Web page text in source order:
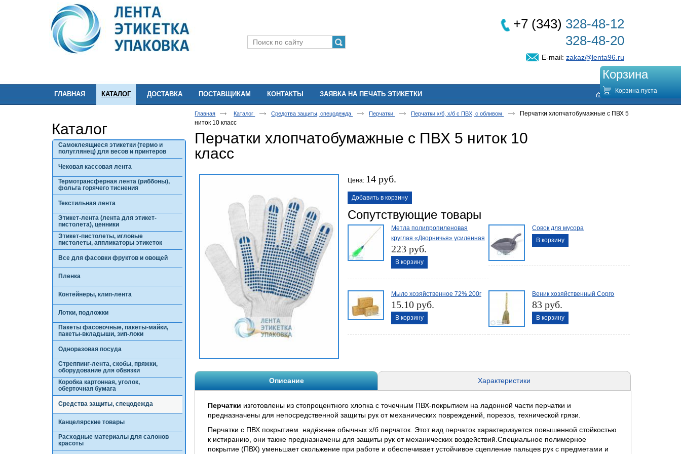
+7 (343) 328-48-12
328-48-20
E-mail: zakaz@lenta96.ru
ГЛАВНАЯ КАТАЛОГ ДОСТАВКА ПОСТАВЩИКАМ КОНТАКТЫ ЗАЯВКА НА ПЕЧАТЬ ЭТИКЕТКИ
Каталог
Самоклеящиеся этикетки (термо и
полуглянец) для весов и принтеров
Чековая кассовая лента
Термотрансферная лента (риббоны),
фольга горячего тиснения
Текстильная лента
Этикет-лента (лента для этикет-
пистолета), ценники
Этикет-пистолеты, игловые
пистолеты, аппликаторы этикеток
Все для фасовки фруктов и овощей
Пленка
Контейнеры, клип-лента
Лотки, подложки
Пакеты фасовочные, пакеты-майки,
пакеты-вкладыши, зип-локи
Одноразовая посуда
Стреппинг-лента, скобы, пряжки,
оборудование для обвязки
Коробка картонная, уголок,
оберточная бумага
Средства защиты, спецодежда
Канцелярские товары
Расходные материалы для салонов
красоты
Корзина
Корзина пуста
Главная Каталог Средства защиты, спецодежда Перчатки Перчатки х/б, х/б с ПВХ, с обливом
Перчатки хлопчатобумажные с ПВХ 5
ниток 10 класс
Перчатки хлопчатобумажные с ПВХ 5 ниток 10
класс
Цена: 14 руб.
Добавить в корзину
Сопутствующие товары
Метла полипропиленовая
круглая «Дворничья» усиленная
223 руб.
В корзину
Совок для мусора
В корзину
Мыло хозяйственное 72% 200г
15.10 руб.
В корзину
Веник хозяйственный Сорго
83 руб.
В корзину
Описание Характеристики
Перчатки изготовлены из стопроцентного хлопка с точечным ПВХ-покрытием на ладонной части перчатки и
предназначены для непосредственной защиты рук от механических повреждений, порезов, технической грязи.
Перчатки с ПВХ покрытием надёжнее обычных х/б перчаток. Этот вид перчаток характеризуется повышенной стойкостью
к истиранию, они также предназначены для защиты рук от механических воздействий.Специальное полимерное
покрытие (ПВХ) уменьшает скольжение при работе и обеспечивает устойчивое сцепление пальцев рук с предметами и